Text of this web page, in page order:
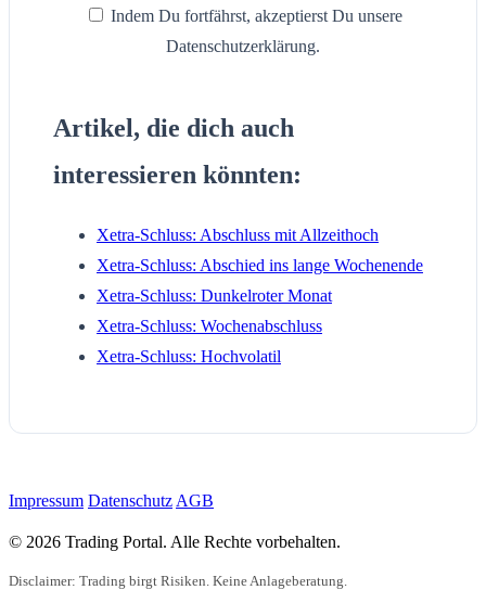
Indem Du fortfährst, akzeptierst Du unsere
Datenschutzerklärung.
Artikel, die dich auch
interessieren könnten:
Xetra-Schluss: Abschluss mit Allzeithoch
Xetra-Schluss: Abschied ins lange Wochenende
Xetra-Schluss: Dunkelroter Monat
Xetra-Schluss: Wochenabschluss
Xetra-Schluss: Hochvolatil
Impressum Datenschutz AGB
© 2026 Trading Portal. Alle Rechte vorbehalten.
Disclaimer: Trading birgt Risiken. Keine Anlageberatung.